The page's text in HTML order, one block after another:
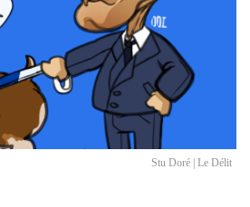
Stu Doré | Le Délit